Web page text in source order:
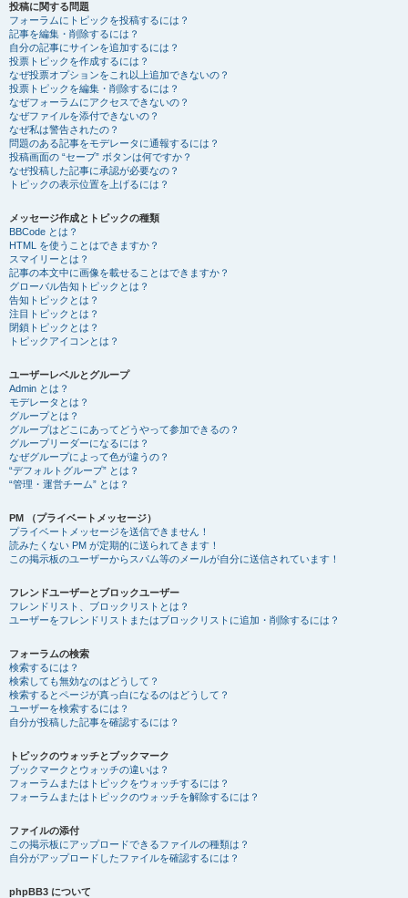
投稿に関する問題
フォーラムにトピックを投稿するには？
記事を編集・削除するには？
自分の記事にサインを追加するには？
投票トピックを作成するには？
なぜ投票オプションをこれ以上追加できないの？
投票トピックを編集・削除するには？
なぜフォーラムにアクセスできないの？
なぜファイルを添付できないの？
なぜ私は警告されたの？
問題のある記事をモデレータに通報するには？
投稿画面の “セーブ” ボタンは何ですか？
なぜ投稿した記事に承認が必要なの？
トピックの表示位置を上げるには？
メッセージ作成とトピックの種類
BBCode とは？
HTML を使うことはできますか？
スマイリーとは？
記事の本文中に画像を載せることはできますか？
グローバル告知トピックとは？
告知トピックとは？
注目トピックとは？
閉鎖トピックとは？
トピックアイコンとは？
ユーザーレベルとグループ
Admin とは？
モデレータとは？
グループとは？
グループはどこにあってどうやって参加できるの？
グループリーダーになるには？
なぜグループによって色が違うの？
“デフォルトグループ” とは？
“管理・運営チーム” とは？
PM （プライベートメッセージ）
プライベートメッセージを送信できません！
読みたくない PM が定期的に送られてきます！
この掲示板のユーザーからスパム等のメールが自分に送信されています！
フレンドユーザーとブロックユーザー
フレンドリスト、ブロックリストとは？
ユーザーをフレンドリストまたはブロックリストに追加・削除するには？
フォーラムの検索
検索するには？
検索しても無効なのはどうして？
検索するとページが真っ白になるのはどうして？
ユーザーを検索するには？
自分が投稿した記事を確認するには？
トピックのウォッチとブックマーク
ブックマークとウォッチの違いは？
フォーラムまたはトピックをウォッチするには？
フォーラムまたはトピックのウォッチを解除するには？
ファイルの添付
この掲示板にアップロードできるファイルの種類は？
自分がアップロードしたファイルを確認するには？
phpBB3 について